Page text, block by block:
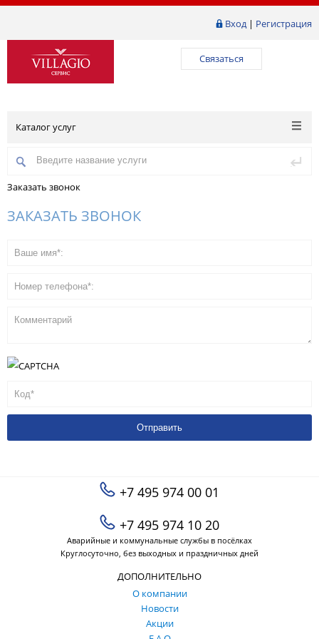
Вход| Регистрация
Связаться
Каталог услуг
Заказать звонок
ЗАКАЗАТЬ ЗВОНОК
+7 495 974 00 01
+7 495 974 10 20
Аварийные и коммунальные службы в посёлках
Круглосуточно, без выходных и праздничных дней
ДОПОЛНИТЕЛЬНО
О компании
Новости
Акции